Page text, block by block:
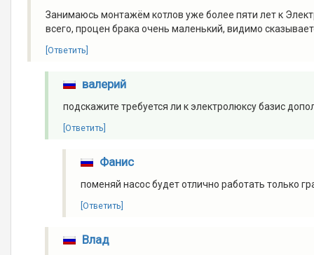
Занимаюсь монтажём котлов уже более пяти лет к
всего, процен брака очень маленький, видимо
[Ответить]
валерий
подскажите требуется ли к электролюксу базис
[Ответить]
Фанис
поменяй насос будет отлично работать только
[Ответить]
Влад